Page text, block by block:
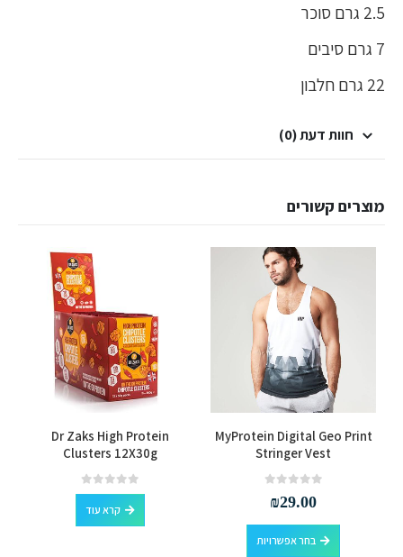
2.5 גרם סוכר
7 גרם סיבים
22 גרם חלבון
חוות דעת (0)
מוצרים קשורים
למוצר זה יש מספר סוגים. ניתן לבחור את האפשרויות בעמוד המוצר
MyProtein Digital Geo Print
Stringer Vest
₪29.00
בחר אפשרויות
למוצר זה יש מספר סוגים. ניתן לבחור את האפשרויות בעמוד המוצר
Dr Zaks High Protein
Clusters 12X30g
0
out of 5
קרא עוד